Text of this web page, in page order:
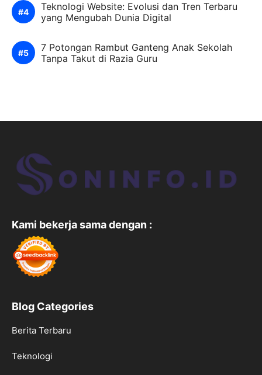
Teknologi Website: Evolusi dan Tren Terbaru
yang Mengubah Dunia Digital
7 Potongan Rambut Ganteng Anak Sekolah
Tanpa Takut di Razia Guru
Kami bekerja sama dengan :
Blog Categories
Berita Terbaru
Teknologi